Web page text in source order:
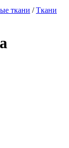
ткани /Ткани